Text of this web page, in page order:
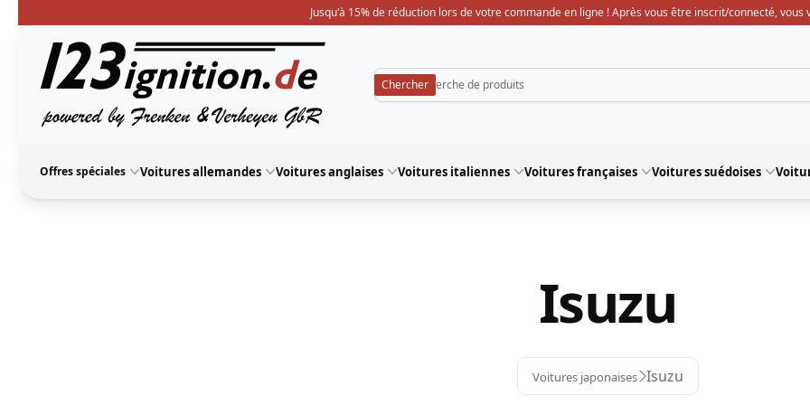
Jusqu'à 15% de réduction lors de votre commande en ligne ! Après vous être inscrit/connecté,
123ignition
Offres spéciales Voitures allemandes Voitures anglaises Voitures italiennes Voitures françaises Voitures suédoises
Isuzu
Voitures japonaises Isuzu